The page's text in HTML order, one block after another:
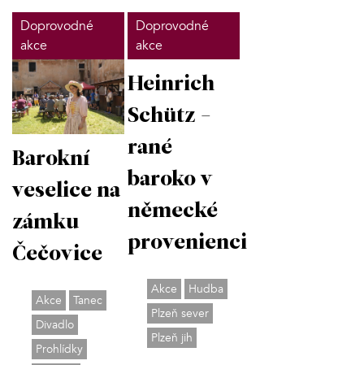
Doprovodné
akce
Barokní
veselice na
zámku
Čečovice
Akce
Tanec
Divadlo
Prohlídky
Doprovodné
akce
Heinrich
Schütz -
rané
baroko v
německé
provenienci
Akce
Hudba
Plzeň sever
Plzeň jih